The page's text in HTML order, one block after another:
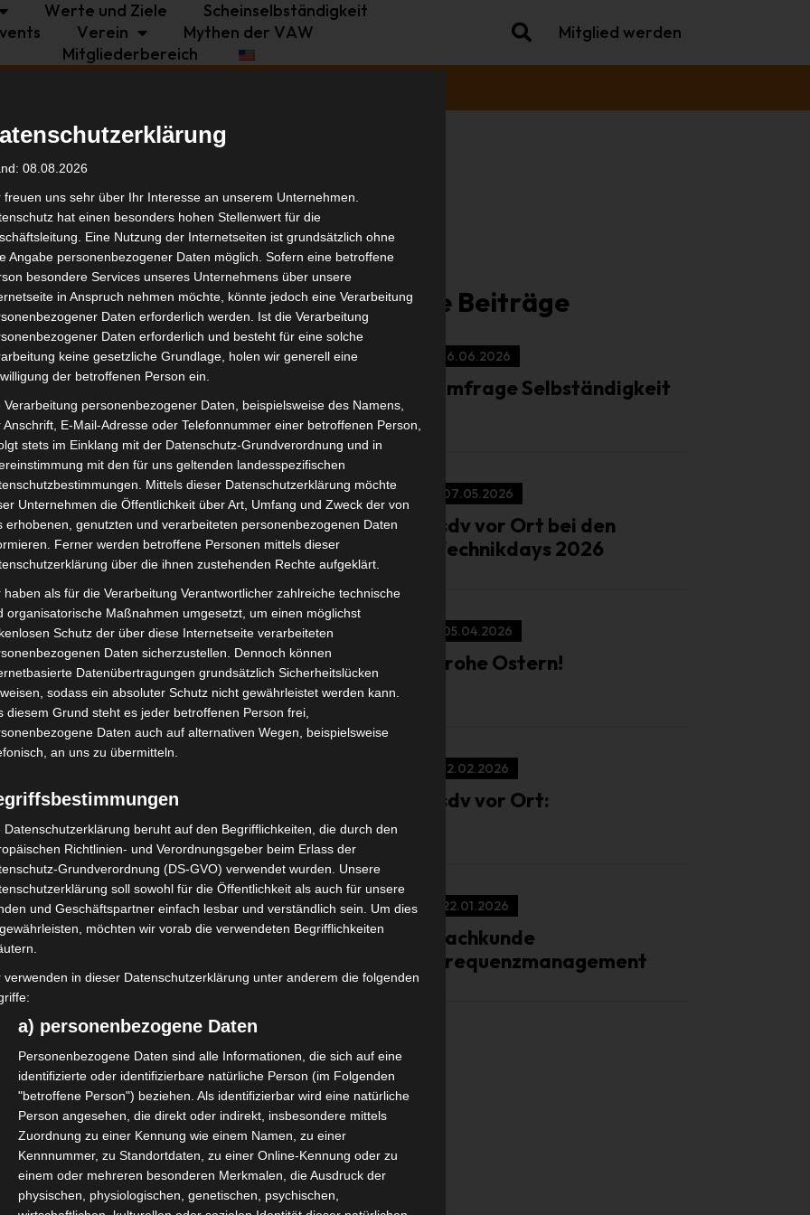
Werte und Ziele
Scheinselbständigkeit
Verein
Mythen der VAW
Mitgliederbereich
Mitglied werden
endlich die Creative Week
of Creativity and
seine Pforten.
den eigenen Tellerrand.
Du unter
#cluk #Frankfurt
Ähnliche Beiträge
16.06.2026
Umfrage Selbständigkeit
07.05.2026
isdv vor Ort bei den
Technikdays 2026
05.04.2026
Frohe Ostern!
12.02.2026
isdv vor Ort:
22.01.2026
Sachkunde
Frequenzmanagement
08.08.2026
freuen uns sehr über Ihr Interesse an unserem Unternehmen.
hat einen besonders hohen Stellenwert für die
Eine Nutzung der Internetseiten ist grundsätzlich ohne
Angabe personenbezogener Daten möglich. Sofern eine betroffene
besondere Services unseres Unternehmens über unsere
in Anspruch nehmen möchte, könnte jedoch eine Verarbeitung
Daten erforderlich werden. Ist die Verarbeitung
Daten erforderlich und besteht für eine solche
keine gesetzliche Grundlage, holen wir generell eine
der betroffenen Person ein.
Verarbeitung personenbezogener Daten, beispielsweise des Namens,
Anschrift, E-Mail-Adresse oder Telefonnummer einer betroffenen Person,
stets im Einklang mit der Datenschutz-Grundverordnung und in
mit den für uns geltenden landesspezifischen
Mittels dieser Datenschutzerklärung möchte
Unternehmen die Öffentlichkeit über Art, Umfang und Zweck der von
erhobenen, genutzten und verarbeiteten personenbezogenen Daten
Ferner werden betroffene Personen mittels dieser
über die ihnen zustehenden Rechte aufgeklärt.
haben als für die Verarbeitung Verantwortlicher zahlreiche technische
organisatorische Maßnahmen umgesetzt, um einen möglichst
Schutz der über diese Internetseite verarbeiteten
Daten sicherzustellen. Dennoch können
Datenübertragungen grundsätzlich Sicherheitslücken
sodass ein absoluter Schutz nicht gewährleistet werden kann.
diesem Grund steht es jeder betroffenen Person frei,
Daten auch auf alternativen Wegen, beispielsweise
an uns zu übermitteln.
Datenschutzerklärung beruht auf den Begrifflichkeiten, die durch den
Richtlinien- und Verordnungsgeber beim Erlass der
Grundverordnung (DS-GVO) verwendet wurden. Unsere
soll sowohl für die Öffentlichkeit als auch für unsere
und Geschäftspartner einfach lesbar und verständlich sein. Um dies
möchten wir vorab die verwendeten Begrifflichkeiten
verwenden in dieser Datenschutzerklärung unter anderem die folgenden
a) personenbezogene Daten
Personenbezogene Daten sind alle Informationen, die sich auf eine
identifizierte oder identifizierbare natürliche Person (im Folgenden
"betroffene Person") beziehen. Als identifizierbar wird eine natürliche
Person angesehen, die direkt oder indirekt, insbesondere mittels
Zuordnung zu einer Kennung wie einem Namen, zu einer
Kennnummer, zu Standortdaten, zu einer Online-Kennung oder zu
einem oder mehreren besonderen Merkmalen, die Ausdruck der
physischen, physiologischen, genetischen, psychischen,